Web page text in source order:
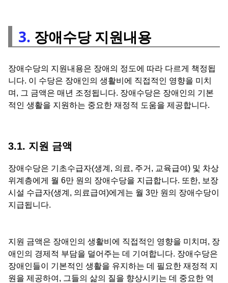
3. 장애수당 지원내용
장애수당의 지원내용은 장애의 정도에 따라 다르게 책정됩
니다. 이 수당은 장애인의 생활비에 직접적인 영향을 미치
며, 그 금액은 매년 조정됩니다. 장애수당은 장애인의 기본
적인 생활을 지원하는 중요한 재정적 도움을 제공합니다.
3.1. 지원 금액
장애수당은 기초수급자(생계, 의료, 주거, 교육급여) 및 차상
위계층에게 월 6만 원의 장애수당을 지급합니다. 또한, 보장
시설 수급자(생계, 의료급여)에게는 월 3만 원의 장애수당이
지급됩니다.
지원 금액은 장애인의 생활비에 직접적인 영향을 미치며, 장
애인의 경제적 부담을 덜어주는 데 기여합니다. 장애수당은
장애인들이 기본적인 생활을 유지하는 데 필요한 재정적 지
원을 제공하여, 그들의 삶의 질을 향상시키는 데 중요한 역